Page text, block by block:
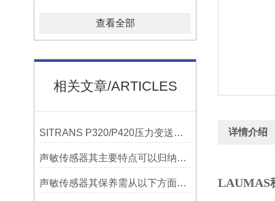
查看全部
相关文章/ARTICLES
SITRANS P320/P420压力变送器概述
声敏传感器其主要特点可以归纳为以下几个核心维度
声敏传感器其保养需从以下方面入手
详情介绍
LAUMAS